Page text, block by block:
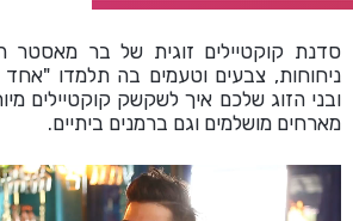
סדנת קוקטיילים זוגית של בר מאסטר
ניחוחות, צבעים וטעמים בה תלמדו
ובני הזוג שלכם איך לשקשק קוקטיילים
מארחים מושלמים וגם ברמנים ביתיים.
נגן
וידאו